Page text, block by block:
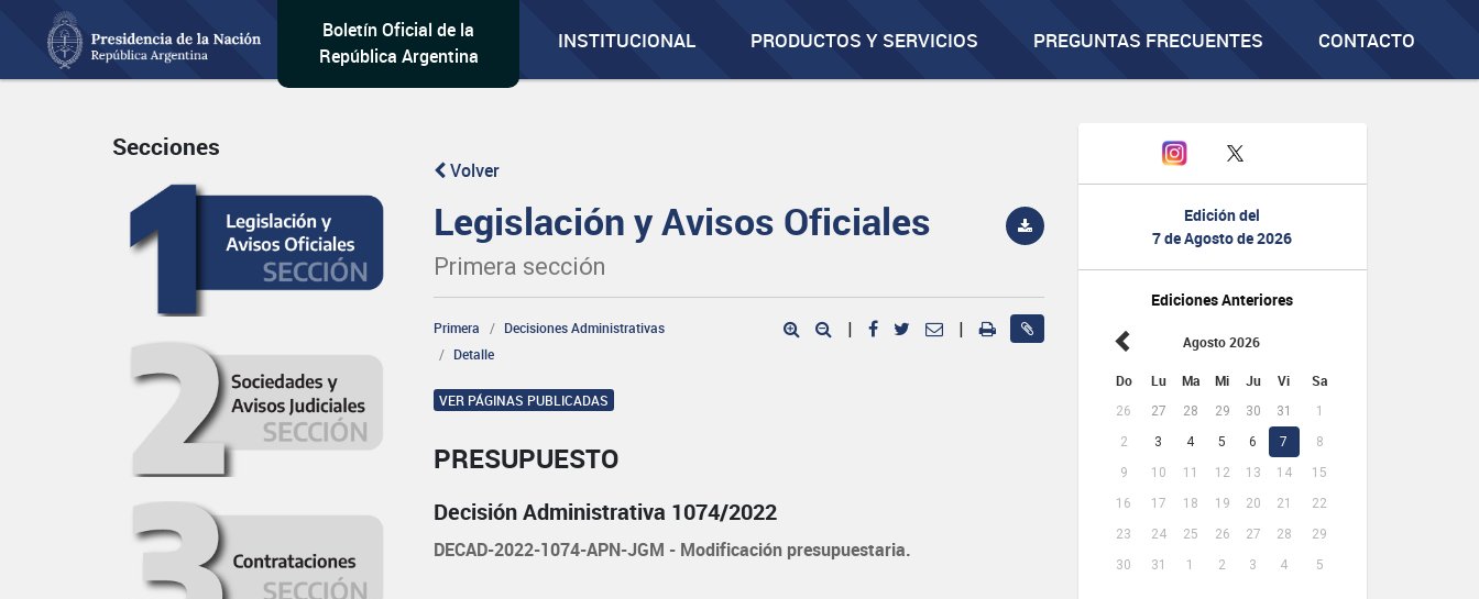
Boletín Oficial de la
República Argentina
INSTITUCIONAL PRODUCTOS Y SERVICIOS PREGUNTAS FRECUENTES CONTACTO
Edición del
7 de Agosto de 2026
Ediciones Anteriores
Agosto 2026
Do Lu Ma Mi Ju Vi Sa
26 27 28 29 30 31
1
2
3 4 5 6 7
8
9
10 11 12 13 14
15
16
17 18 19 20 21
22
23
24 25 26 27 28
29
30
31 1 2 3 4 5
Secciones
Volver
Legislación y Avisos Oficiales
Primera sección
Primera
Decisiones Administrativas
Detalle
| |
VER PÁGINAS PUBLICADAS
PRESUPUESTO
Decisión Administrativa 1074/2022
DECAD-2022-1074-APN-JGM - Modificación presupuestaria.